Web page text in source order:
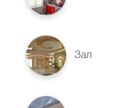
Зал